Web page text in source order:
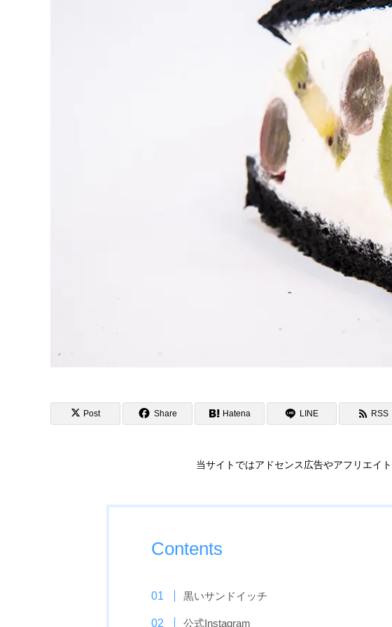
Post Share Hatena LINE RSS
当サイトではアドセンス広告やアフリエイ
Contents
黒いサンドイッチ
公式Instagram